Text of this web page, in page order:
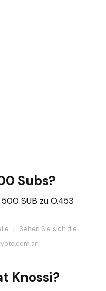
Subs?
SUB zu 0.453
| Sehen Sie sich die
an
Knossi?